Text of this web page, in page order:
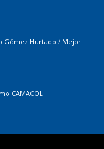
Gómez Hurtado / Mejor
CAMACOL